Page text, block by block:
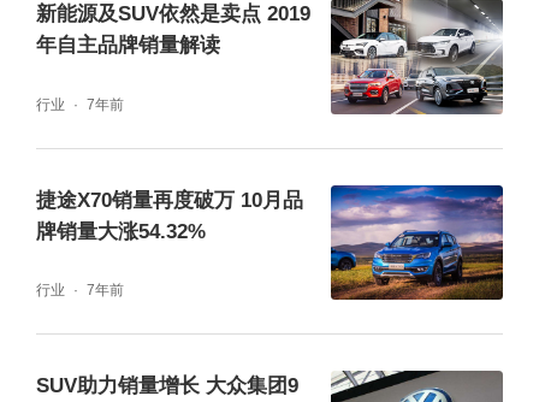
吉利似乎比长城好过一点。乘联会数据显示，
截至10月，吉利2022年产品批发量已达到114
逐步恢复产能，目前已能应对月批发超15万辆
的规模。
在超过15万的批发量中，吉利10月的零售量已
达到13.4万，能够明显感觉到吉利产品需求量
在逐步增加。但另一方面，10月仅95369辆的
新能源及SUV依然是卖点 2019
年自主品牌销量解读
行业 7年前
捷途X70销量再度破万 10月品
牌销量大涨54.32%
行业 7年前
SUV助力销量增长 大众集团9